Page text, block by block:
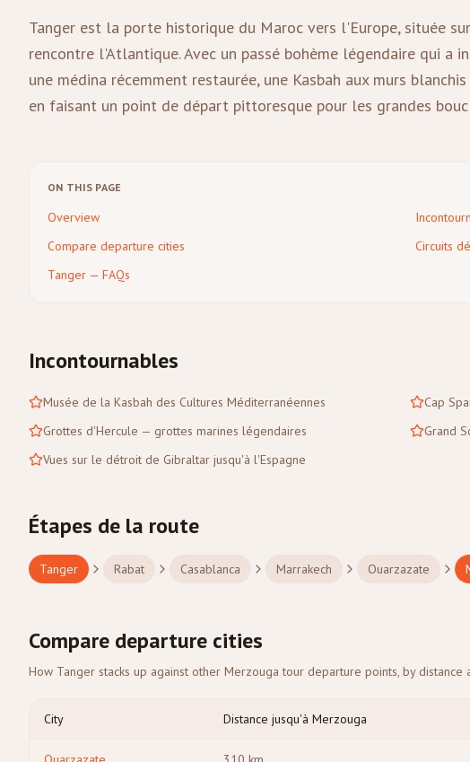
Tanger est la porte historique du Maroc vers l'Europe, située
rencontre l'Atlantique. Avec un passé bohème légendaire qui a
une médina récemment restaurée, une Kasbah aux murs
en faisant un point de départ pittoresque pour les grandes
ON THIS PAGE
Overview
Compare departure cities
Circuits
Tanger — FAQs
Incontournables
Musée de la Kasbah des Cultures Méditerranéennes
Cap
Grottes d'Hercule — grottes marines légendaires
Grand
Vues sur le détroit de Gibraltar jusqu'à l'Espagne
Étapes de la route
Tanger Rabat Casablanca Marrakech Ouarzazate
Compare departure cities
How Tanger stacks up against other Merzouga tour departure points, by distance
City Distance jusqu'à Merzouga